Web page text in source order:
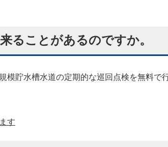
ることがあるのですか。
模貯水槽水道の定期的な巡回点検を無料で
す